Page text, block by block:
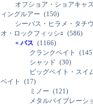
オフショア・ショアキャ
ィングルアー (150)
シーバス・ヒラメ・タチウ
オ・ロックフィッシｭ (586)
+ バス (1166)
クランクベイト
シャッド (30)
ビッグベイト・スイ
ベイト
(17)
ミノー (121)
メタルバイブレーシ